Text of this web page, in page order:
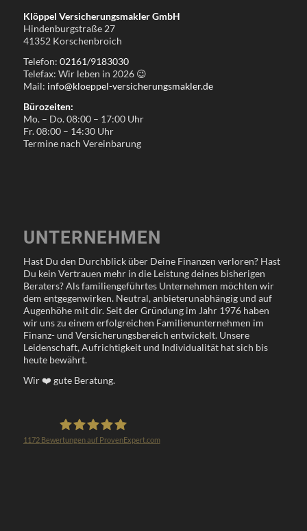
Klöppel Versicherungsmakler GmbH
Hindenburgstraße 27
41352 Korschenbroich
Telefon: 02161/9183030
Telefax: Wir leben in 2026 😉
Mail: info@kloeppel-versicherungsmakler.de
Bürozeiten:
Mo. – Do. 08:00 – 17:00 Uhr
Fr. 08:00 – 14:30 Uhr
Termine nach Vereinbarung
UNTERNEHMEN
Hast Du den Durchblick über Deine Finanzen verloren? Hast
Du kein Vertrauen mehr in die Leistung deines bisherigen
Beraters? Als familiengeführtes Unternehmen möchten wir
dem entgegenwirken. Neutral, anbieterunabhängig und auf
Augenhöhe mit dir. Seit der Gründung im Jahr 1976 haben
wir uns zu einem erfolgreichen Familienunternehmen im
Finanz- und Versicherungsbereich entwickelt. Unsere
Leidenschaft, Aufrichtigkeit und Individualität hat sich bis
heute bewährt.
Wir❤️ gute Beratung.
1172Bewertungen auf ProvenExpert.com